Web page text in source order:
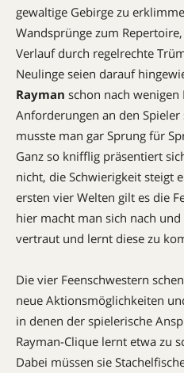
gewaltige Gebirge zu
Wandsprünge zum
Verlauf durch regelrechte
Neulinge seien darauf
Rayman schon nach
Anforderungen an den
musste man gar Sprung für
Ganz so knifflig präsentiert
nicht, die Schwierigkeit steigt
ersten vier Welten gilt es die
hier macht man sich nach
vertraut und lernt diese zu
Die vier Feenschwestern
neue Aktionsmöglichkeiten
in denen der spielerische
Rayman-Clique lernt etwa zu
Dabei müssen sie